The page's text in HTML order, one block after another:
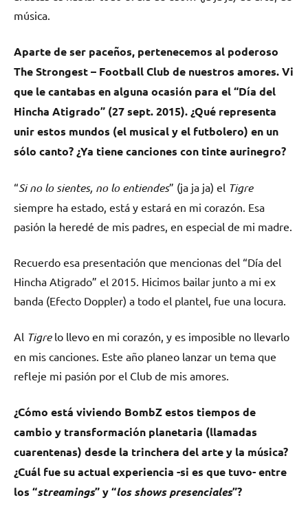
música.
Aparte de ser paceños, pertenecemos al poderoso
The Strongest – Football Club de nuestros amores. Vi
que le cantabas en alguna ocasión para el “Día del
Hincha Atigrado” (27 sept. 2015). ¿Qué representa
unir estos mundos (el musical y el futbolero) en un
sólo canto? ¿Ya tiene canciones con tinte aurinegro?
“Si no lo sientes, no lo entiendes” (ja ja ja) el Tigre
siempre ha estado, está y estará en mi corazón. Esa
pasión la heredé de mis padres, en especial de mi madre.
Recuerdo esa presentación que mencionas del “Día del
Hincha Atigrado” el 2015. Hicimos bailar junto a mi ex
banda (Efecto Doppler) a todo el plantel, fue una locura.
Al Tigrelo llevo en mi corazón, y es imposible no llevarlo
en mis canciones. Este año planeo lanzar un tema que
refleje mi pasión por el Club de mis amores.
¿Cómo está viviendo BombZestos tiempos de
cambio y transformación planetaria (llamadas
cuarentenas) desde la trinchera del arte y la música?
¿Cuál fue su actual experiencia -si es que tuvo- entre
los “streamings” y “los shows presenciales”?